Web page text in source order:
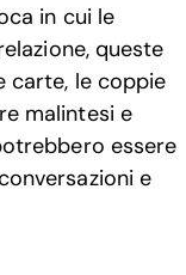
in cui le
queste
carte, le coppie
malintesi e
essere
e